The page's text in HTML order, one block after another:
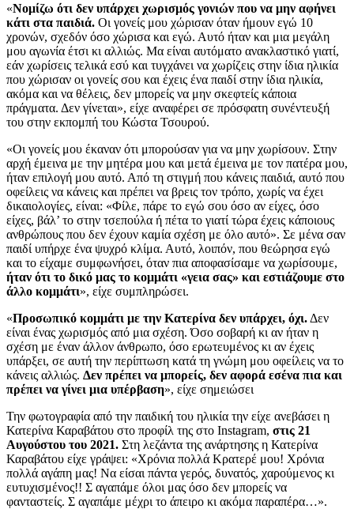
«Νομίζω ότι δεν υπάρχει χωρισμός γονιών που να μην αφήνει
κάτι στα παιδιά. Οι γονείς μου χώρισαν όταν ήμουν εγώ 10
χρονών, σχεδόν όσο χώρισα και εγώ. Αυτό ήταν και μια μεγάλη
μου αγωνία έτσι κι αλλιώς. Μα είναι αυτόματο ανακλαστικό γιατί,
εάν χωρίσεις τελικά εσύ και τυγχάνει να χωρίζεις στην ίδια ηλικία
που χώρισαν οι γονείς σου και έχεις ένα παιδί στην ίδια ηλικία,
ακόμα και να θέλεις, δεν μπορείς να μην σκεφτείς κάποια
πράγματα. Δεν γίνεται», είχε αναφέρει σε πρόσφατη συνέντευξή
του στην εκπομπή του Κώστα Τσουρού.
«Οι γονείς μου έκαναν ότι μπορούσαν για να μην χωρίσουν. Στην
αρχή έμεινα με την μητέρα μου και μετά έμεινα με τον πατέρα μου,
ήταν επιλογή μου αυτό. Από τη στιγμή που κάνεις παιδιά, αυτό που
οφείλεις να κάνεις και πρέπει να βρεις τον τρόπο, χωρίς να έχει
δικαιολογίες, είναι: «Φίλε, πάρε το εγώ σου όσο αν είχες, όσο
είχες, βάλ’ το στην τσεπούλα ή πέτα το γιατί τώρα έχεις κάποιους
ανθρώπους που δεν έχουν καμία σχέση με όλο αυτό». Σε μένα σαν
παιδί υπήρχε ένα ψυχρό κλίμα. Αυτό, λοιπόν, που θεώρησα εγώ
και το είχαμε συμφωνήσει, όταν πια αποφασίσαμε να χωρίσουμε,
ήταν ότι το δικό μας το κομμάτι «γεια σας» και εστιάζουμε στο
άλλο κομμάτι», είχε συμπληρώσει.
«Προσωπικό κομμάτι με την Κατερίνα δεν υπάρχει, όχι. Δεν
είναι ένας χωρισμός από μια σχέση. Όσο σοβαρή κι αν ήταν η
σχέση με έναν άλλον άνθρωπο, όσο ερωτευμένος κι αν έχεις
υπάρξει, σε αυτή την περίπτωση κατά τη γνώμη μου οφείλεις να το
κάνεις αλλιώς. Δεν πρέπει να μπορείς, δεν αφορά εσένα πια και
πρέπει να γίνει μια υπέρβαση», είχε σημειώσει
Την φωτογραφία από την παιδική του ηλικία την είχε ανεβάσει η
Κατερίνα Καραβάτου στο προφίλ της στο Instagram, στις 21
Αυγούστου του 2021. Στη λεζάντα της ανάρτησης η Κατερίνα
Καραβάτου είχε γράψει: «Χρόνια πολλά Κρατερέ μου! Χρόνια
πολλά αγάπη μας! Να είσαι πάντα γερός, δυνατός, χαρούμενος κι
ευτυχισμένος!! Σ αγαπάμε όλοι μας όσο δεν μπορείς να
φανταστείς. Σ αγαπάμε μέχρι το άπειρο κι ακόμα παραπέρα…».